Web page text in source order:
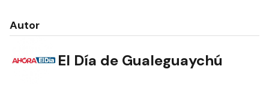
Autor
El Día de Gualeguaychú